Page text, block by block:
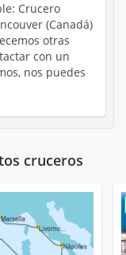
Crucero
(Canadá)
otras
con un
nos puedes
cruceros